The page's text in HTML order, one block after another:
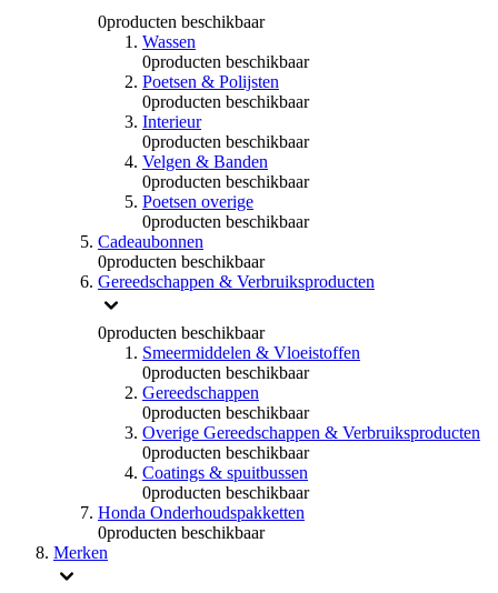
0producten beschikbaar
Wassen
0producten beschikbaar
Poetsen & Polijsten
0producten beschikbaar
Interieur
0producten beschikbaar
Velgen & Banden
0producten beschikbaar
Poetsen overige
0producten beschikbaar
Cadeaubonnen
0producten beschikbaar
Gereedschappen & Verbruiksproducten
0producten beschikbaar
Smeermiddelen & Vloeistoffen
0producten beschikbaar
Gereedschappen
0producten beschikbaar
Overige Gereedschappen & Verbruiksproducten
0producten beschikbaar
Coatings & spuitbussen
0producten beschikbaar
Honda Onderhoudspakketten
0producten beschikbaar
Merken